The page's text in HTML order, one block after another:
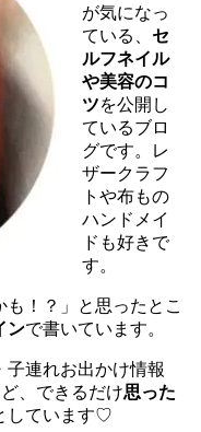
が気になっ
ている、 セ
ルフネイル
や美容のコ
ツを公開し
ているブロ
グです。レ
ザークラフ
トや布もの
ハンドメイ
ドも好きで
す。
！？」と思ったとこ
ンで書いています。
子連れお出かけ情報
、できるだけ思った
しています♡